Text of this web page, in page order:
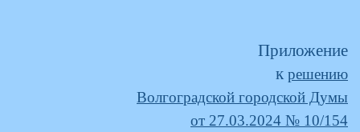
Приложение
к решению
Волгоградской городской Думы
от 27.03.2024 № 10/154